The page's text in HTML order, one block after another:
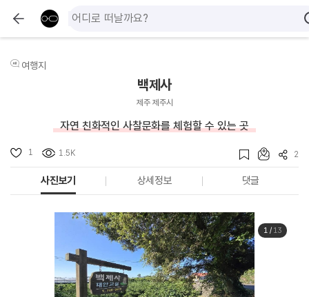
여행지
백제사
제주 제주시
자연 친화적인 사찰문화를 체험할 수 있는 곳
1 1.5K 2
사진보기 상세정보 댓글
1/ 13